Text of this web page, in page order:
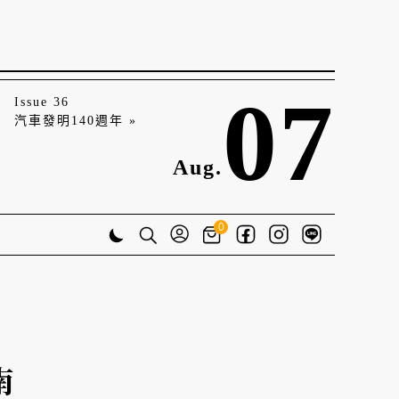
Issue 36
汽車發明140週年 »
Aug. 07
0